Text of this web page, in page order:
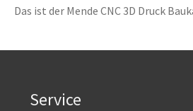
Das ist der Mende CNC 3D Druck
Service